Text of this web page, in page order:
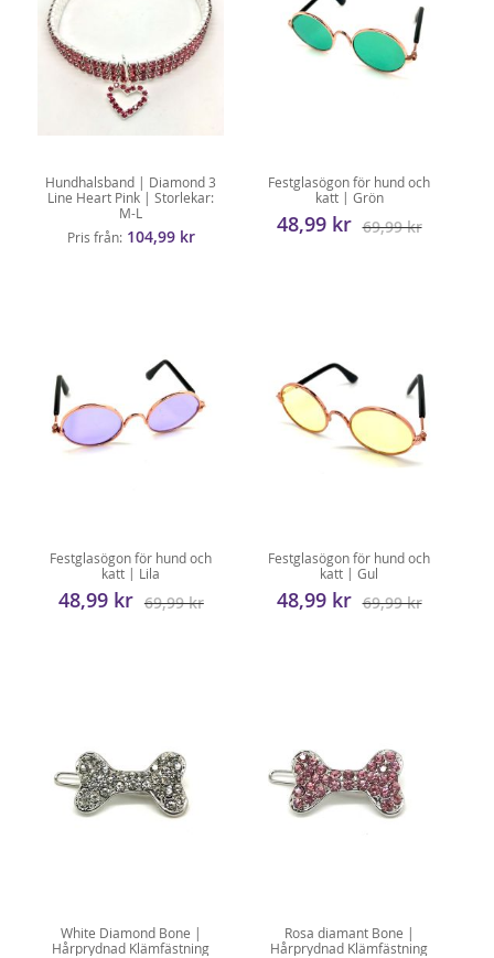
Hundhalsband | Diamond 3
Line Heart Pink | Storlekar:
M-L
Pris från 104,99 kr
Festglasögon för hund och
katt | Grön
48,99 kr 69,99 kr
Festglasögon för hund och
katt | Lila
48,99 kr 69,99 kr
Festglasögon för hund och
katt | Gul
48,99 kr 69,99 kr
White Diamond Bone |
Hårprydnad Klämfästning
Rosa diamant Bone |
Hårprydnad Klämfästning